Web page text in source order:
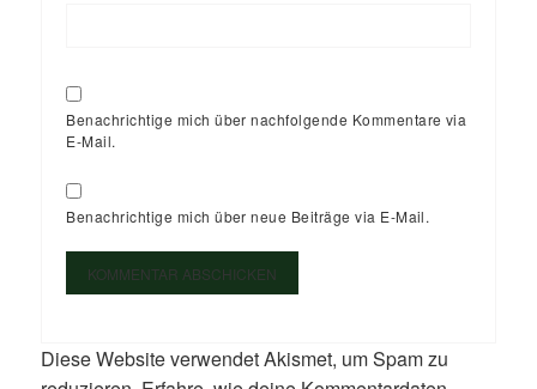
Benachrichtige mich über nachfolgende Kommentare via
E-Mail.
Benachrichtige mich über neue Beiträge via E-Mail.
Diese Website verwendet Akismet, um Spam zu